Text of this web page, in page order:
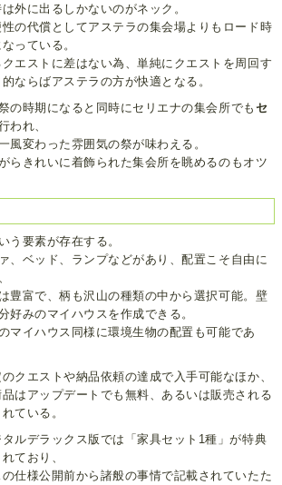
外に出るしかないのがネック。
性の代償としてアステラの集会場よりもロード時
っている。
エストに差はない為、単純にクエストを周回す
ならばアステラの方が快適となる。
の時期になると同時にセリエナの集会所でも セ
われ、
風変わった雰囲気の祭が味わえる。
らきれいに着飾られた集会所を眺めるのもオツ
う要素が存在する。
、ベッド、ランプなどがあり、配置こそ自由に
豊富で、柄も沢山の種類の中から選択可能。壁
好みのマイハウスを作成できる。
マイハウス同様に環境生物の配置も可能であ
クエストや納品依頼の達成で入手可能なほか、
はアップデートでも無料、あるいは販売される
ている。
タルデラックス版では「家具セット1種」が特典
ており、
仕様公開前から諸般の事情で記載されていたた